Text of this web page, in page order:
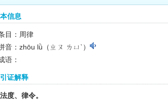
信息
目：周律
音：zhōu lǜ（ㄓㄡ ㄌㄩˋ）
语：
证解释
度、律令。